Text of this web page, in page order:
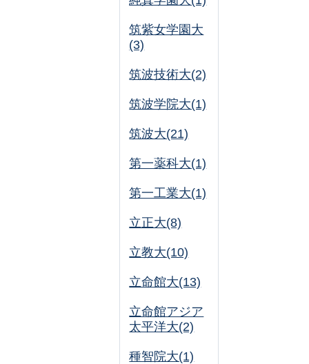
筑紫女学園大
(3)
筑波技術大(2)
筑波学院大(1)
筑波大(21)
第一薬科大(1)
第一工業大(1)
立正大(8)
立教大(10)
立命館大(13)
立命館アジア
太平洋大(2)
種智院大(1)